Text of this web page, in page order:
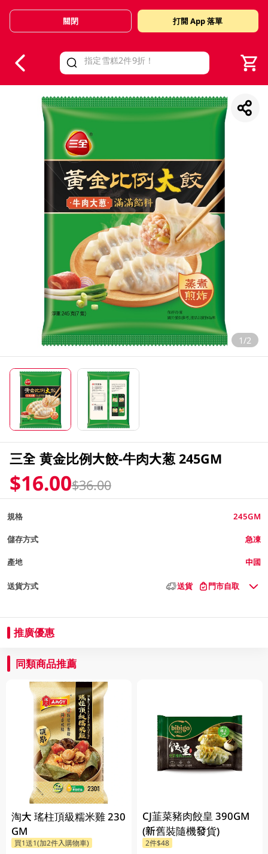
Valid Until 30 June 2026
關閉 打開 App 落單
1/2
三全 黄金比例大餃-牛肉大葱 245GM
$16.00$36.00
規格 245GM
儲存方式 急凍
產地 中國
送貨方式 送貨 門市自取
推廣優惠
同類商品推薦
淘大 瑤柱頂級糯米雞 230
GM
買1送1(加2件入購物車)
CJ韮菜豬肉餃皇 390GM
(新舊裝隨機發貨)
2件$48